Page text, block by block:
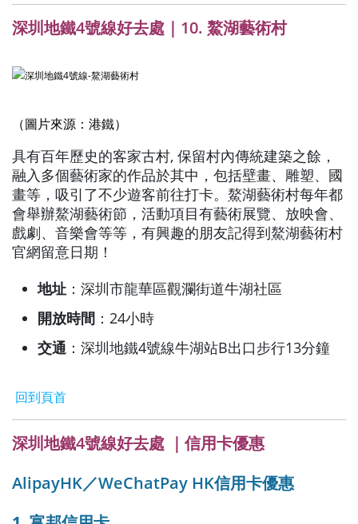
深圳地鐵4號線好去處｜10. 鰲湖藝術村
（圖片來源：港鐵）
具有百年歷史的客家古村, 保留村內傳統建築之餘，
融入多個藝術家的作品於其中，包括壁畫、雕塑、國
畫等，吸引了不少遊客前往打卡。鰲湖藝術村每年都
會舉辦鰲湖藝術節，活動項目有藝術展覽、放映會、
戲劇、音樂會等等，有興趣的朋友記得到鰲湖藝術村
官網留意日期！
地址 ：深圳市龍華區觀瀾街道牛湖社區
開放時間 ：24小時
交通 ：深圳地鐵4號線牛湖站B出口步行13分鐘
回到頁首
深圳地鐵4號線好去處 ｜信用卡優惠
AlipayHK／WeChatPay HK信用卡優惠